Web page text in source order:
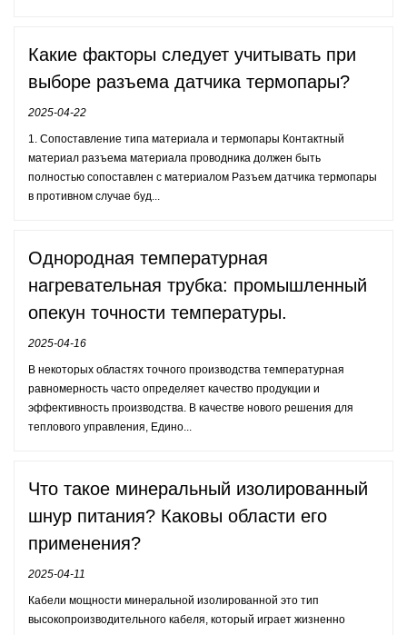
Какие факторы следует учитывать при
выборе разъема датчика термопары?
2025-04-22
1. Сопоставление типа материала и термопары Контактный
материал разъема материала проводника должен быть
полностью сопоставлен с материалом Разъем датчика термопары
в противном случае буд...
Однородная температурная
нагревательная трубка: промышленный
опекун точности температуры.
2025-04-16
В некоторых областях точного производства температурная
равномерность часто определяет качество продукции и
эффективность производства. В качестве нового решения для
теплового управления, Едино...
Что такое минеральный изолированный
шнур питания? Каковы области его
применения?
2025-04-11
Кабели мощности минеральной изолированной это тип
высокопроизводительного кабеля, который играет жизненно